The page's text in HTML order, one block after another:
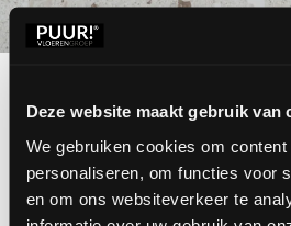
Deze website maakt gebruik van
We gebruiken cookies om
personaliseren, om functies voor
en om ons websiteverkeer te
Meer
VEELGESTELDE VRAGEN
SPIKKELS
Veelgestelde vragen over
Staat jouw vraag er niet